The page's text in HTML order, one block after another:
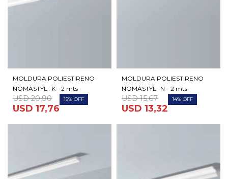
MOLDURA POLIESTIRENO
NOMASTYL- K - 2 mts -
USD 17,76
USD 20,90 15
MOLDURA POLIESTIRENO
NOMASTYL- N - 2 mts -
USD 13,32
USD 15,67 14